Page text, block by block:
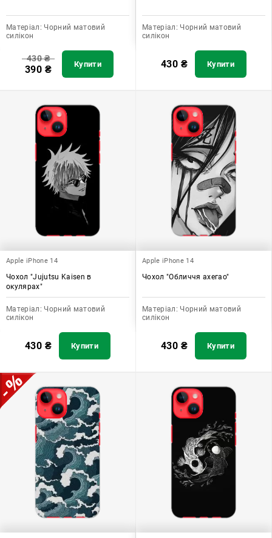
Матеріал: Чорний матовий
силікон
430₴
390 ₴ Купити
Матеріал: Чорний матовий
силікон
430 ₴ Купити
Apple iPhone 14
Чохол "Jujutsu Kaisen в
окулярах"
Матеріал: Чорний матовий
силікон
430 ₴ Купити
Apple iPhone 14
Чохол "Обличчя ахегао"
Матеріал: Чорний матовий
силікон
430 ₴ Купити